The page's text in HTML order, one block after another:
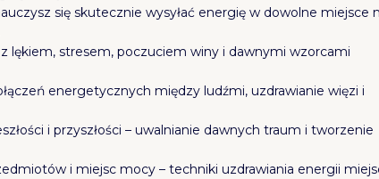
się skutecznie wysyłać energię w dowolne miejsce
lękiem, stresem, poczuciem winy i dawnymi wzorcami
energetycznych między ludźmi, uzdrawianie więzi i
i przyszłości – uwalnianie dawnych traum i tworzenie
i miejsc mocy – techniki uzdrawiania energii